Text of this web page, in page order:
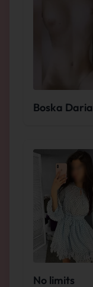
Boska Daria
No limits